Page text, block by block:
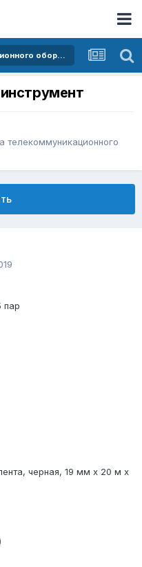
Покупка и продажа телекоммуникационного оборудования
телекоммуникационного
пар
черная, 19 мм х 20 м х